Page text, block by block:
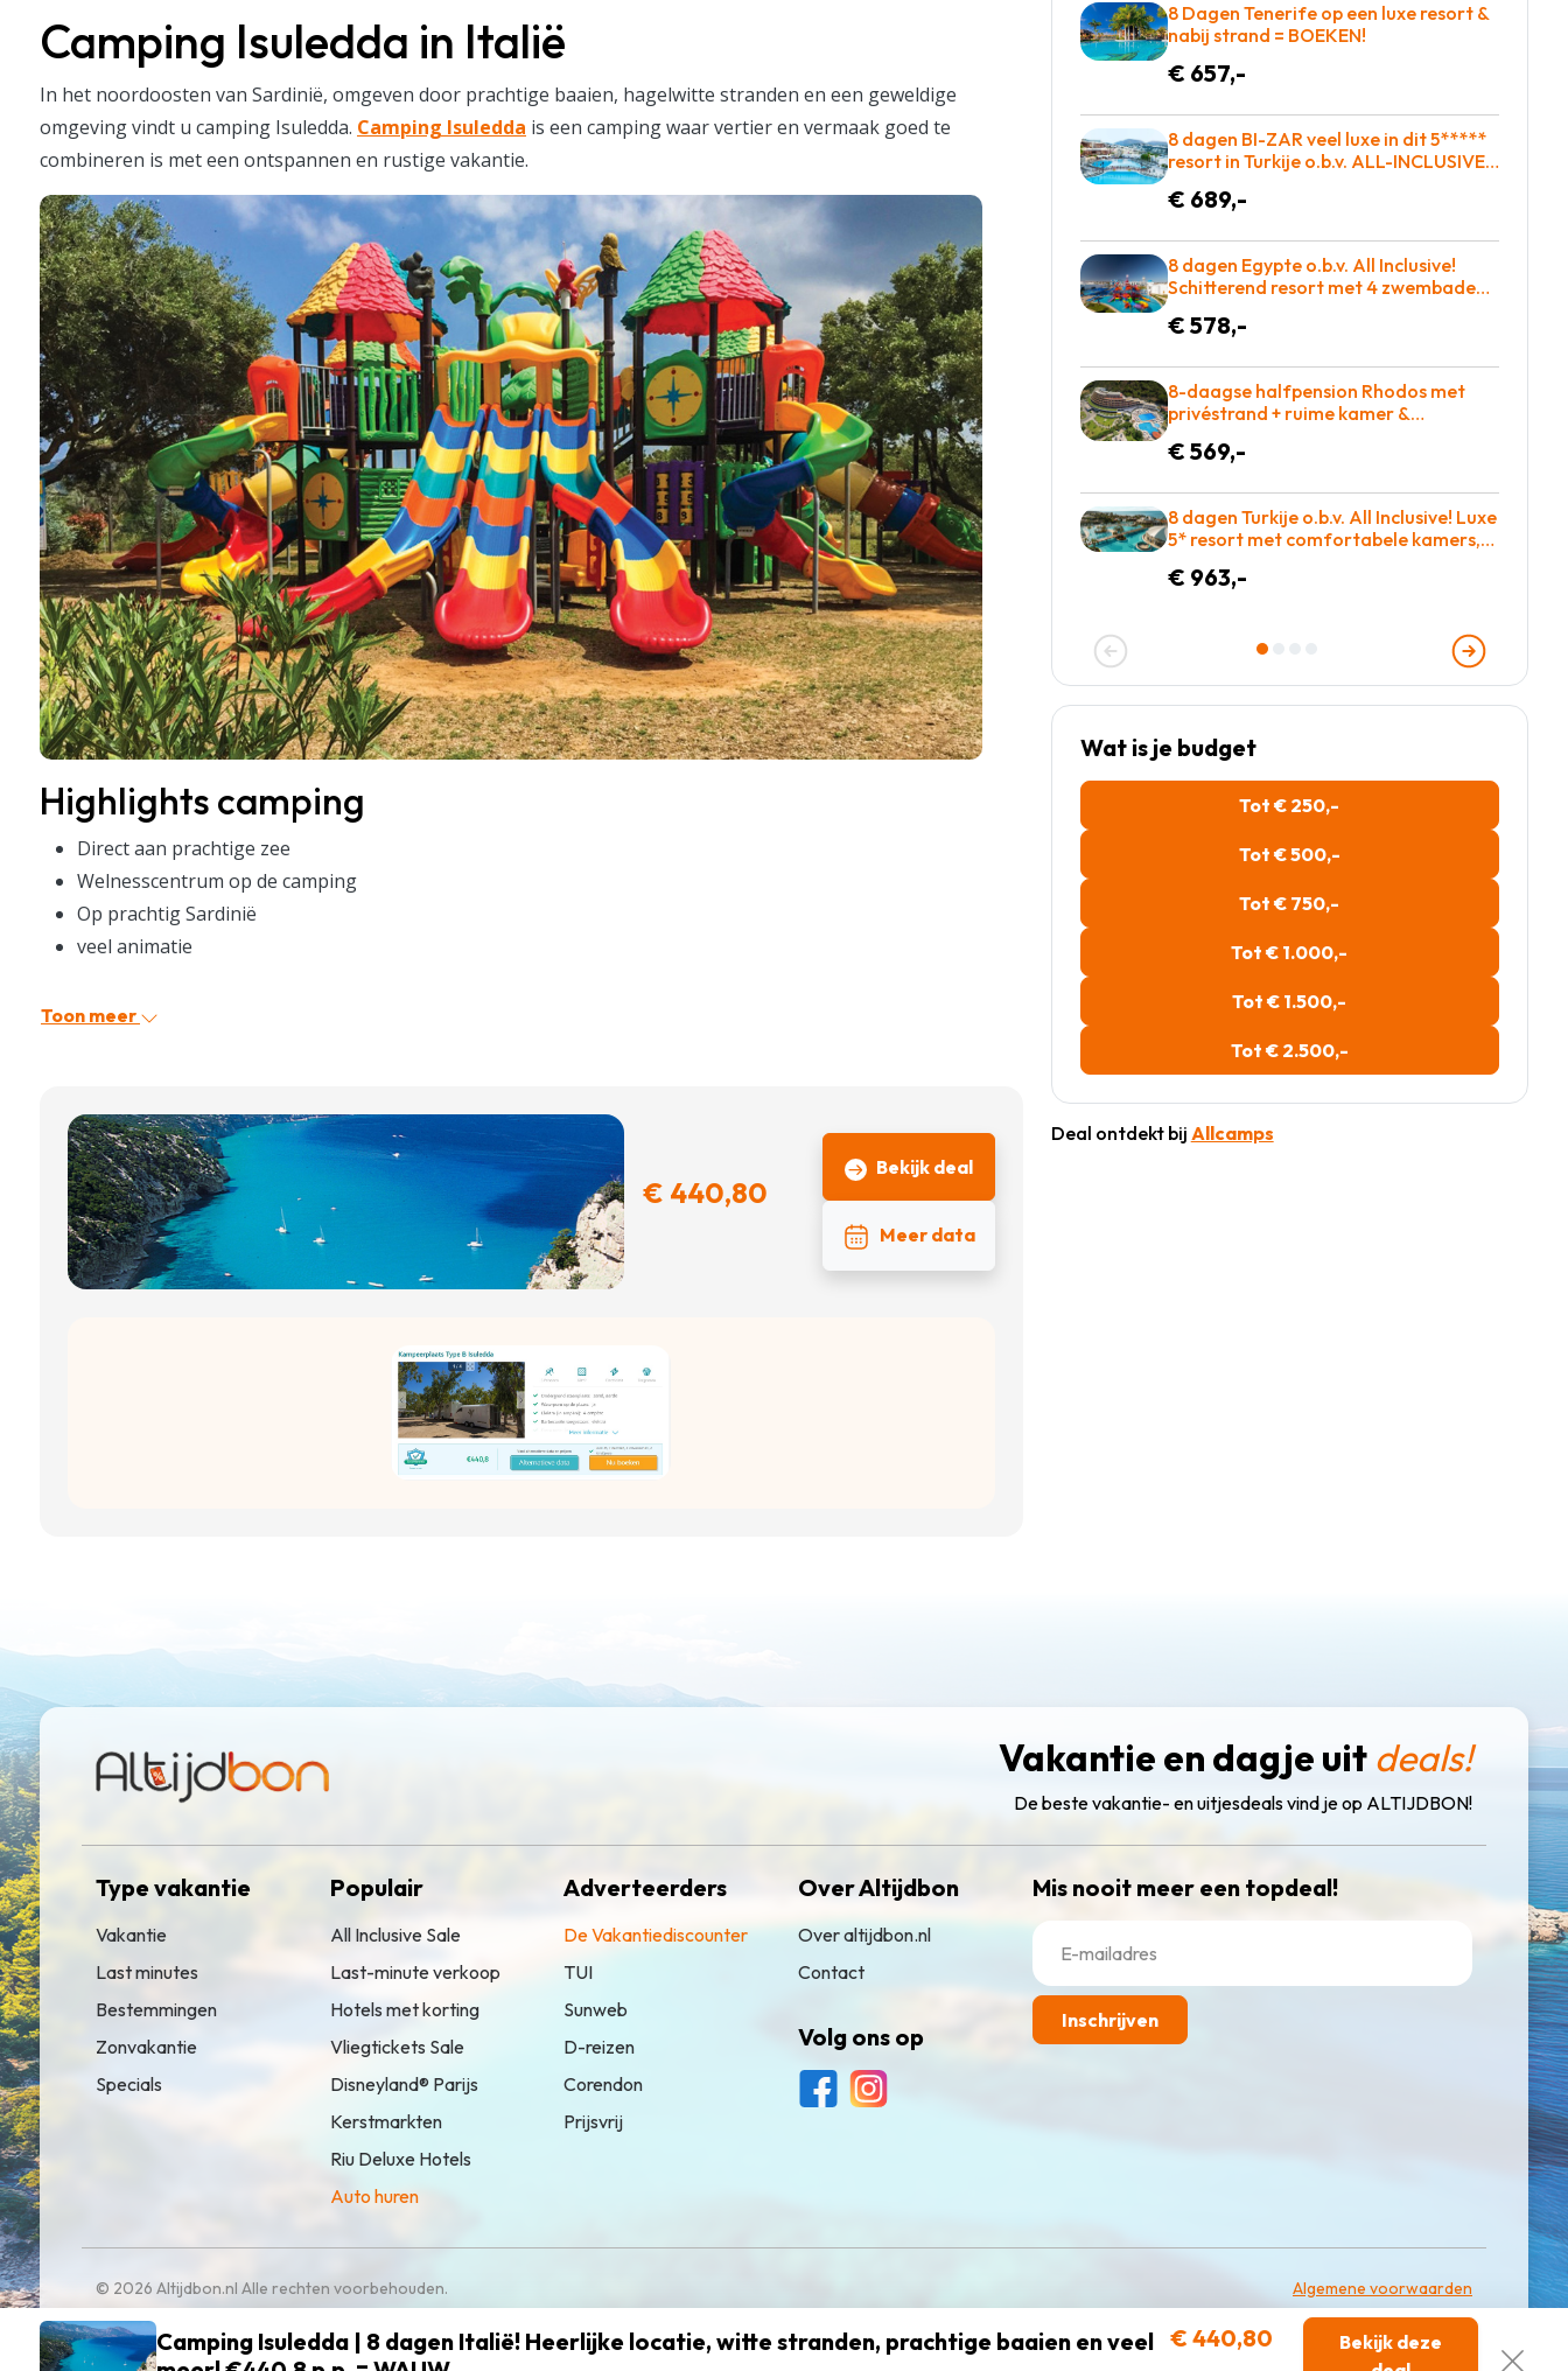
Camping Isuledda in Italië
In het noordoosten van Sardinië, omgeven door prachtige baaien, hagelwitte stranden en een geweldige
omgeving vindt u camping Isuledda. Camping Isuledda is een camping waar vertier en vermaak goed te
combineren is met een ontspannen en rustige vakantie.
Highlights camping
Direct aan prachtige zee
Welnesscentrum op de camping
Op prachtig Sardinië
veel animatie
Toon meer
€ 440,80
Bekijk deal
Meer data
8 Dagen Tenerife op een luxe resort &
nabij strand = BOEKEN!
€ 657,-
8 dagen BI-ZAR veel luxe in dit 5*****
resort in Turkije o.b.v. ALL-INCLUSIVE =
€ 689,-
8 dagen Egypte o.b.v. All Inclusive!
Schitterend resort met 4 zwembaden,
€578 p.p. = GENIETEN
€ 578,-
8-daagse halfpension Rhodos met
privéstrand + ruime kamer &
uitgebreid wellnesscenter vakantie
naar Griekenland voor €569!
€ 569,-
8 dagen Turkije o.b.v. All Inclusive! Luxe
5* resort met comfortabele kamers,
BOEKEN
€ 963,-
Wat is je budget
Tot € 250,-
Tot € 500,-
Tot € 750,-
Tot € 1.000,-
Tot € 1.500,-
Tot € 2.500,-
Deal ontdekt bij Allcamps
Camping Isuledda | 8 dagen Italië! Heerlijke locatie, witte stranden, prachtige baaien en veel € 440,80
Bekijk deze
Vakantie en dagje uit deals!
De beste vakantie- en uitjesdeals vind je op ALTIJDBON!
Type vakantie
Vakantie
Last minutes
Bestemmingen
Zonvakantie
Specials
Populair
All Inclusive Sale
Last-minute verkoop
Hotels met korting
Vliegtickets Sale
Disneyland® Parijs
Kerstmarkten
Riu Deluxe Hotels
Auto huren
Adverteerders
De Vakantiediscounter
TUI
Sunweb
D-reizen
Corendon
Prijsvrij
Over Altijdbon
Over altijdbon.nl
Contact
Volg ons op
Mis nooit meer een topdeal!
Inschrijven
© 2026 Altijdbon.nl Alle rechten voorbehouden. Algemene voorwaarden